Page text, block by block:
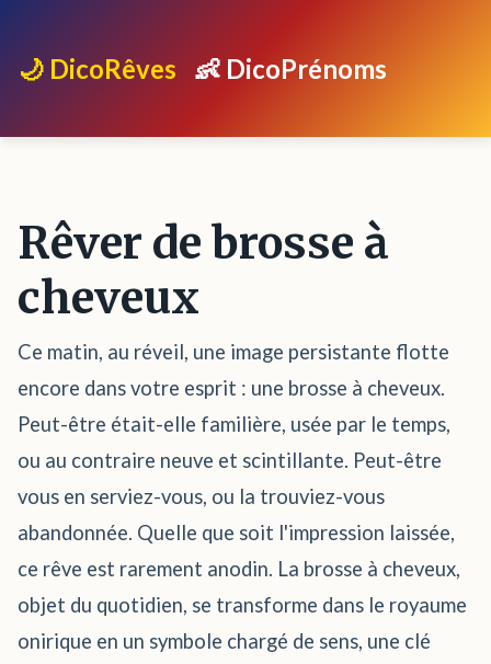
🌙 DicoRêves 👶 DicoPrénoms
Rêver de brosse à
cheveux
Ce matin, au réveil, une image persistante flotte
encore dans votre esprit : une brosse à cheveux.
Peut-être était-elle familière, usée par le temps,
ou au contraire neuve et scintillante. Peut-être
vous en serviez-vous, ou la trouviez-vous
abandonnée. Quelle que soit l'impression laissée,
ce rêve est rarement anodin. La brosse à cheveux,
objet du quotidien, se transforme dans le royaume
onirique en un symbole chargé de sens, une clé